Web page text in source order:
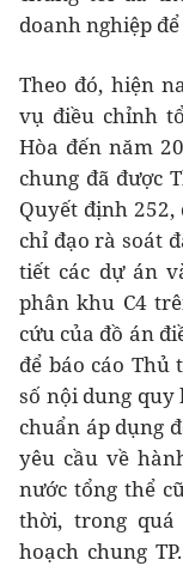
doanh nghiệp
Theo đó, hiện
vụ điều chỉnh
Hòa đến năm
chung đã được
Quyết định
chỉ đạo rà soát
tiết các dự án
phân khu C4
cứu của đồ án
để báo cáo Thủ
số nội dung quy
chuẩn áp dụng
yêu cầu về
nước tổng thể
thời, trong
hoạch chung